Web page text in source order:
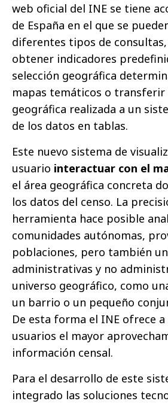
web oficial del INE se tiene
de España en el que se
diferentes tipos de
obtener indicadores
selección geográfica
mapas temáticos o transferir
geográfica realizada a un
de los datos en tablas.
Este nuevo sistema de
usuario interactuar con el
el área geográfica concreta
los datos del censo. La
herramienta hace posible
comunidades autónomas,
poblaciones, pero también
administrativas y no
universo geográfico, como
un barrio o un pequeño
De esta forma el INE ofrece
usuarios el mayor
información censal.
Para el desarrollo de este
integrado las soluciones